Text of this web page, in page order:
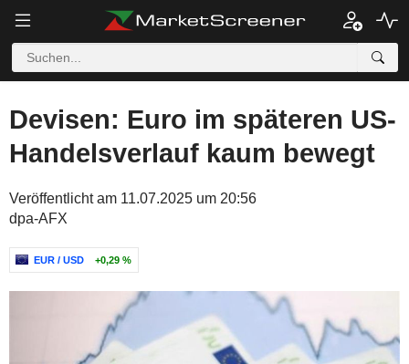
Devisen: Euro im späteren US-
Handelsverlauf kaum bewegt
Veröffentlicht am 11.07.2025 um 20:56
dpa-AFX
EUR / USD +0,29 %